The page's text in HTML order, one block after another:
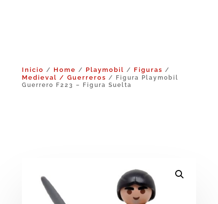
Inicio / Home / Playmobil / Figuras /
Medieval / Guerreros / Figura Playmobil
Guerrero F223 – Figura Suelta